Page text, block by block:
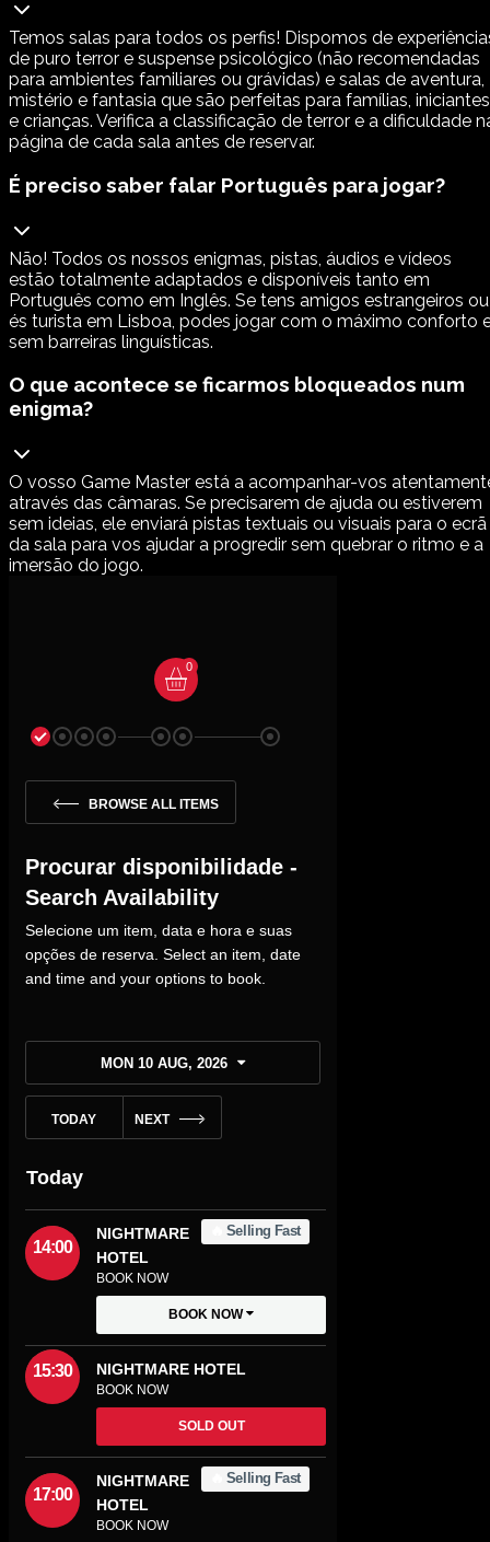
Temos salas para todos os perfis! Dispomos de
de puro terror e suspense psicológico (não recomendadas
para ambientes familiares ou grávidas) e salas de aventura,
mistério e fantasia que são perfeitas para famílias, iniciantes
e crianças. Verifica a classificação de terror e a dificuldade
página de cada sala antes de reservar.
É preciso saber falar Português para jogar?
Não! Todos os nossos enigmas, pistas, áudios e vídeos
estão totalmente adaptados e disponíveis tanto em
Português como em Inglês. Se tens amigos estrangeiros ou
és turista em Lisboa, podes jogar com o máximo conforto
sem barreiras linguísticas.
O que acontece se ficarmos bloqueados num
enigma?
O vosso Game Master está a acompanhar-vos
através das câmaras. Se precisarem de ajuda ou estiverem
sem ideias, ele enviará pistas textuais ou visuais para o ecrã
da sala para vos ajudar a progredir sem quebrar o ritmo e a
imersão do jogo.